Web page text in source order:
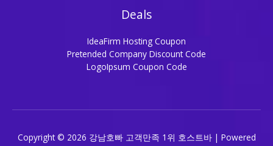
Deals
IdeaFirm Hosting Coupon
Pretended Company Discount Code
LogoIpsum Coupon Code
Copyright © 2026 강남호빠 고객만족 1위 호스트바 | Powered